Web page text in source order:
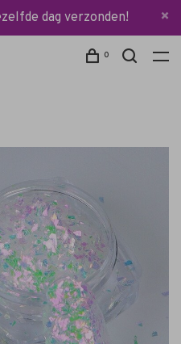
dag verzonden!
0